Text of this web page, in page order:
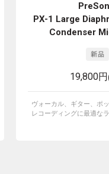
PX-1 Large
Condenser
19,800円
ヴォーカル、ギター、ポ
レコーディングに最適な